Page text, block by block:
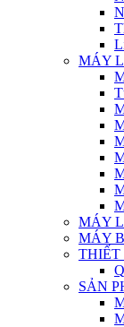
MÁY
MÁY
MÁY
THIẾT
SẢN